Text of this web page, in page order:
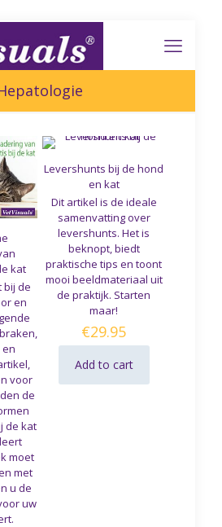
kat
bij de
en
voor
de
de kat
moet
met
u de
uw
Levershunts bij de hond
en kat
Dit artikel is de ideale
samenvatting over
levershunts. Het is
beknopt, biedt
praktische tips en toont
mooi beeldmateriaal uit
de praktijk. Starten
maar!
€29.95
Add to cart